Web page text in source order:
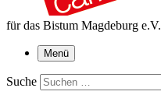
für das Bistum Magdeburg e.V.
Menü
Suche